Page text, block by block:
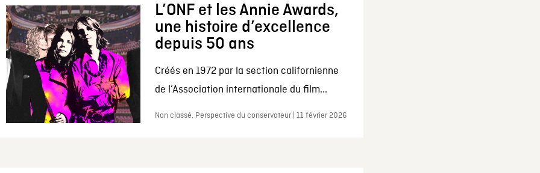
L’ONF et les Annie Awards,
une histoire d’excellence
depuis 50 ans
Créés en 1972 par la section californienne
de l’Association internationale du film...
Non classé, Perspective du conservateur | 11 février 2026